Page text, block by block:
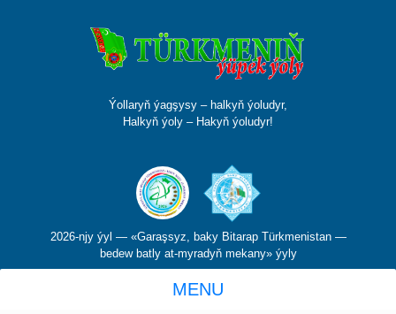
Ýollaryň ýagşysy – halkyň ýoludyr,
Halkyň ýoly – Hakyň ýoludyr!
2026-njy ýyl — «Garaşsyz, baky Bitarap Türkmenistan —
bedew batly at-myradyň mekany» ýyly
MENU